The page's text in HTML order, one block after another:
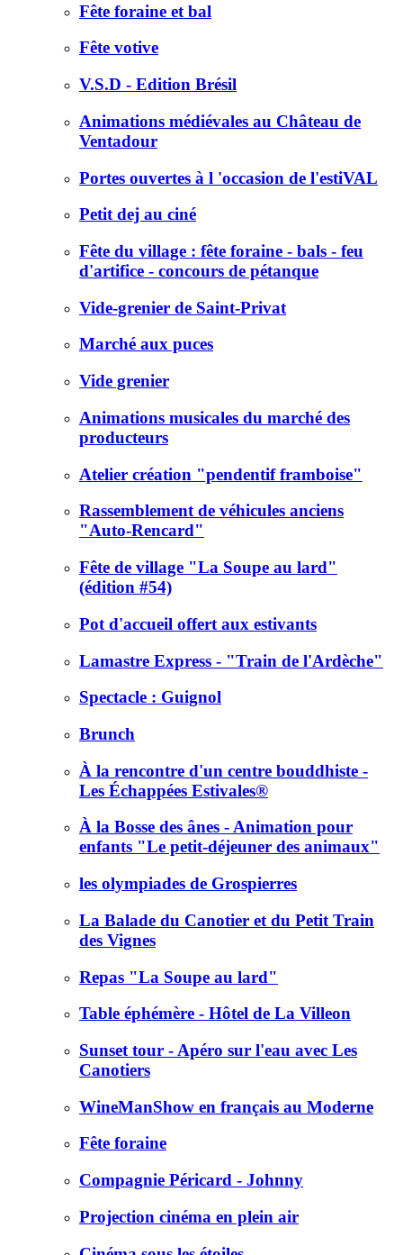
Fête foraine et bal
Fête votive
V.S.D - Edition Brésil
Animations médiévales au Château de
Ventadour
Portes ouvertes à l 'occasion de l'estiVAL
Petit dej au ciné
Fête du village : fête foraine - bals - feu
d'artifice - concours de pétanque
Vide-grenier de Saint-Privat
Marché aux puces
Vide grenier
Animations musicales du marché des
producteurs
Atelier création "pendentif framboise"
Rassemblement de véhicules anciens
"Auto-Rencard"
Fête de village "La Soupe au lard"
(édition #54)
Pot d'accueil offert aux estivants
Lamastre Express - "Train de l'Ardèche"
Spectacle : Guignol
Brunch
À la rencontre d'un centre bouddhiste -
Les Échappées Estivales®
À la Bosse des ânes - Animation pour
enfants "Le petit-déjeuner des animaux"
les olympiades de Grospierres
La Balade du Canotier et du Petit Train
des Vignes
Repas "La Soupe au lard"
Table éphémère - Hôtel de La Villeon
Sunset tour - Apéro sur l'eau avec Les
Canotiers
WineManShow en français au Moderne
Fête foraine
Compagnie Péricard - Johnny
Projection cinéma en plein air